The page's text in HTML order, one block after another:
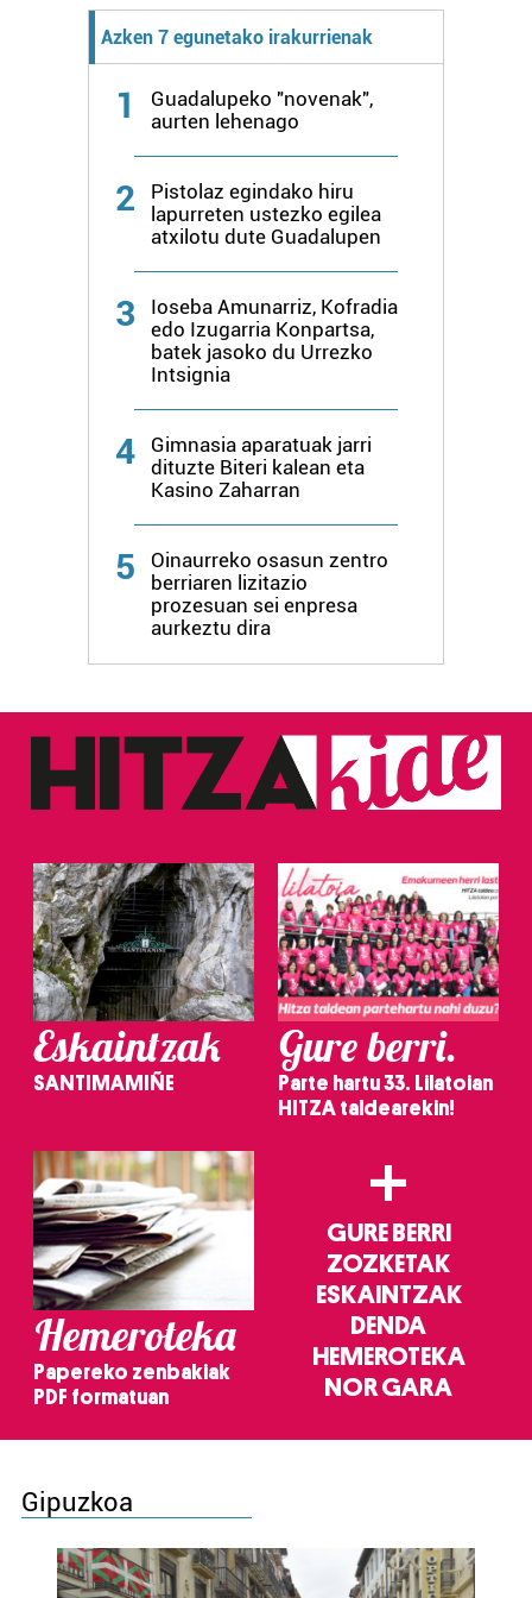
Azken 7 egunetako irakurrienak
1
Guadalupeko "novenak",
aurten lehenago
2
Pistolaz egindako hiru
lapurreten ustezko egilea
atxilotu dute Guadalupen
3
Ioseba Amunarriz, Kofradia
edo Izugarria Konpartsa,
batek jasoko du Urrezko
Intsignia
4
Gimnasia aparatuak jarri
dituzte Biteri kalean eta
Kasino Zaharran
5
Oinaurreko osasun zentro
berriaren lizitazio
prozesuan sei enpresa
aurkeztu dira
Eskaintzak
SANTIMAMIÑE
Gure berri.
Parte hartu 33. Lilatoian
HITZA taldearekin!
Hemeroteka
Papereko zenbakiak
PDF formatuan
+
GURE BERRI
ZOZKETAK
ESKAINTZAK
DENDA
HEMEROTEKA
NOR GARA
Gipuzkoa